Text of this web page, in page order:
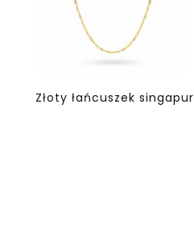
Złoty łańcuszek singapur